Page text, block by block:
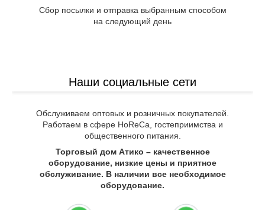
Сбор посылки и отправка выбранным способом
на следующий день
Наши социальные сети
Обслуживаем оптовых и розничных покупателей.
Работаем в сфере HoReCa, гостеприимства и
общественного питания.
Торговый дом Атико – качественное
оборудование, низкие цены и приятное
обслуживание. В наличии все необходимое
оборудование.